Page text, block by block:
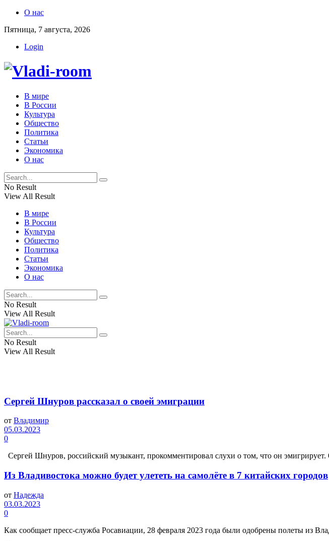
О нас
Пятница, 7 августа, 2026
Login
В мире
В России
Культура
Общество
Политика
Статьи
Экономика
О нас
No Result
View All Result
В мире
В России
Культура
Общество
Политика
Статьи
Экономика
О нас
No Result
View All Result
No Result
View All Result
Сергей Шнуров рассказал о своей эмиграции
от Владимир
05.03.2023
0
Сергей Шнуров, российский музыкант, прокомментировал слухи о том, что он эмигрирует.
Из Владивостока можно будет улететь на самолёте в 7 китайских городов
от Надежда
03.03.2023
0
Как сообщает пресс-служба Росавиации, 28 февраля 2023 года были одобрены полеты из